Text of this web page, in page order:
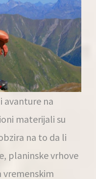
avanture na
materijali su
na to da li
planinske vrhove
vremenskim